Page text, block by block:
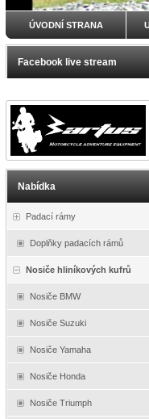
ÚVODNÍ STRANA
Facebook live stream
Nabídka
Padací rámy
Doplňky padacích rámů
Nosiče hliníkových kufrů
Nosiče BMW
Nosiče Suzuki
Nosiče Yamaha
Nosiče Honda
Nosiče Triumph